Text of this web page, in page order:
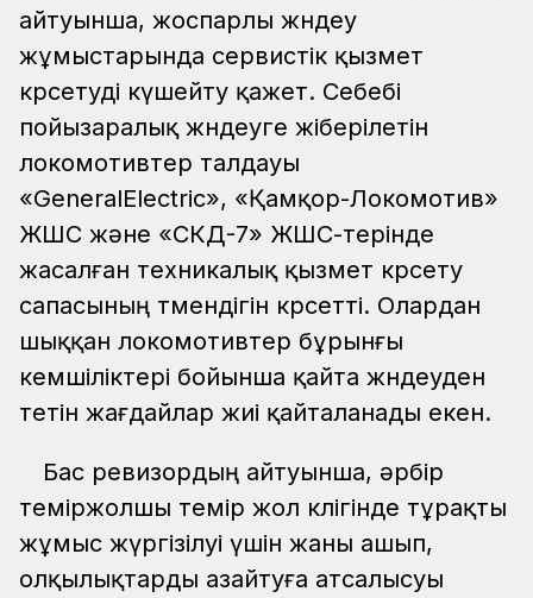
айтуынша, жоспарлы жөндеу
жұмыстарында сервистік қызмет
көрсетуді күшейту қажет. Себебі
пойызаралық жөндеуге жіберілетін
локомотивтер талдауы
«GeneralElectric», «Қамқор-Локомотив»
ЖШС және «СКД-7» ЖШС-терінде
жасалған техникалық қызмет көрсету
сапасының төмендігін көрсетті. Олардан
шыққан локомотивтер бұрынғы
кемшіліктері бойынша қайта жөндеуден
өтетін жағдайлар жиі қайталанады екен.
Бас ревизордың айтуынша, әрбір
теміржолшы темір жол көлігінде тұрақты
жұмыс жүргізілуі үшін жаны ашып,
олқылықтарды азайтуға атсалысуы